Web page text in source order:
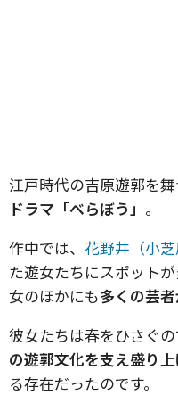
江戸時代の吉原遊郭を
ドラマ「べらぼう」 。
作中では、 花野井（小芝
た遊女たちにスポット
女のほかにも多くの芸
彼女たちは春をひさぐの
の遊郭文化を支え盛り
る存在だったのです。